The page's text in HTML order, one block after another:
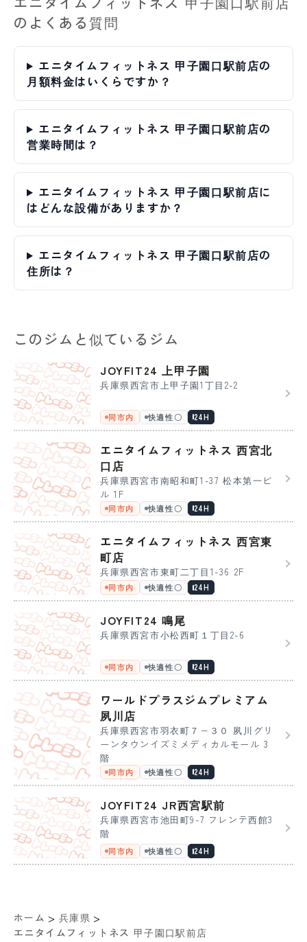
のよくある質問
エニタイムフィットネス 甲子園口駅前店の
月額料金はいくらですか？
エニタイムフィットネス 甲子園口駅前店の
営業時間は？
エニタイムフィットネス 甲子園口駅前店に
はどんな設備がありますか？
エニタイムフィットネス 甲子園口駅前店の
住所は？
このジムと似ているジム
JOYFIT24 上甲子園
兵庫県西宮市上甲子園1丁目2-2
同市内 快適性〇 24H
エニタイムフィットネス 西宮北
口店
兵庫県西宮市南昭和町1-37 松本第一ビ
ル 1F
同市内 快適性〇 24H
エニタイムフィットネス 西宮東
町店
兵庫県西宮市東町二丁目1-36 2F
同市内 快適性〇 24H
JOYFIT24 鳴尾
兵庫県西宮市小松西町１丁目2-6
同市内 快適性〇 24H
ワールドプラスジムプレミアム
夙川店
兵庫県西宮市羽衣町７−３０ 夙川グリ
ーンタウンイズミメディカルモール 3
階
同市内 快適性〇 24H
JOYFIT24 JR西宮駅前
兵庫県西宮市池田町9-7 フレンテ西館3
階
同市内 快適性〇 24H
ホーム > 兵庫県 >
エニタイムフィットネス 甲子園口駅前店